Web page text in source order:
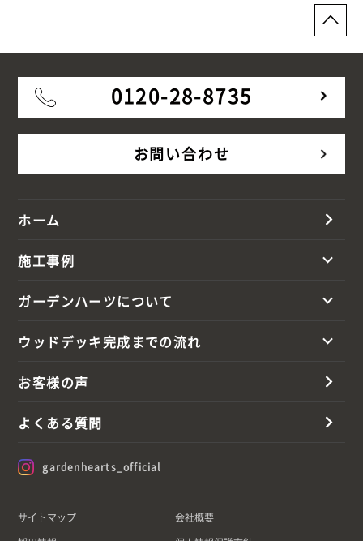
0120-28-8735
お問い合わせ
ホーム
施工事例
ガーデンハーツについて
ウッドデッキ完成までの流れ
お客様の声
よくある質問
gardenhearts_official
サイトマップ
会社概要